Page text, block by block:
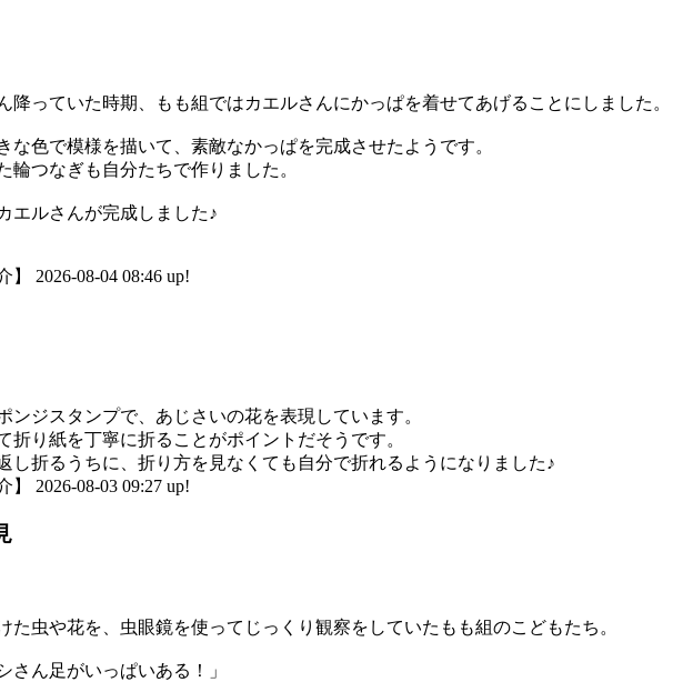
降っていた時期、もも組ではカエルさんにかっぱを着せてあげることにしました。
な色で模様を描いて、素敵なかっぱを完成させたようです。
輪つなぎも自分たちで作りました。
エルさんが完成しました♪
】 2026-08-04 08:46 up!
ンジスタンプで、あじさいの花を表現しています。
折り紙を丁寧に折ることがポイントだそうです。
し折るうちに、折り方を見なくても自分で折れるようになりました♪
】 2026-08-03 09:27 up!
た虫や花を、虫眼鏡を使ってじっくり観察をしていたもも組のこどもたち。
さん足がいっぱいある！」